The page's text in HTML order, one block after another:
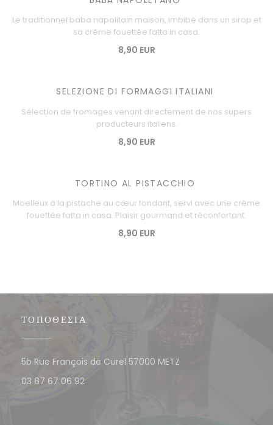
Le traditionnel baba napolitain maison, imbibé dans un sirop et
sa crème fouettée fatta in casa.
8,90 EUR
SELEZIONE DI FORMAGGI ITALIANI
Sélection de fromages venant directement de nos supers
producteurs italiens.
8,90 EUR
TORTINO AL PISTACCHIO
Moelleux à la pistache au cœur fondant, servi avec une crème
fouettée fatta in casa. Plaisir gourmand et réconfortant.
8,90 EUR
ΤΟΠΟΘΕΣΊΑ
5b Rue François de Curel 57000 METZ
03 87 67 06 92